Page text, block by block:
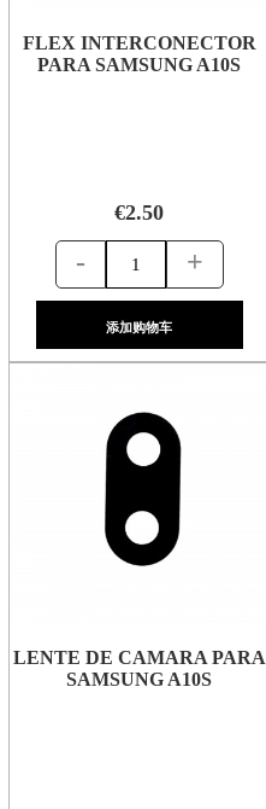
FLEX INTERCONECTOR
PARA SAMSUNG A10S
€2.50
- +
添加购物车
LENTE DE CAMARA PARA
SAMSUNG A10S